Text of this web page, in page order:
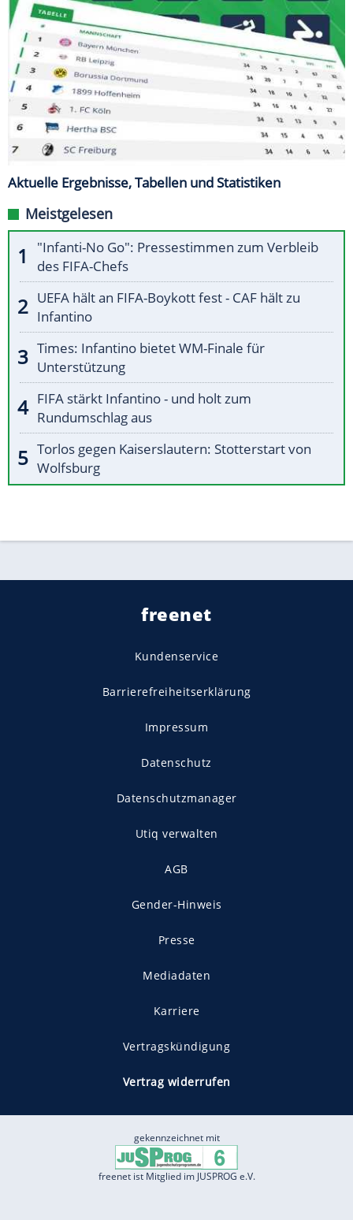
Aktuelle Ergebnisse, Tabellen und Statistiken
Meistgelesen
"Infanti-No Go": Pressestimmen zum Verbleib
des FIFA-Chefs
UEFA hält an FIFA-Boykott fest - CAF hält zu
Infantino
Times: Infantino bietet WM-Finale für
Unterstützung
FIFA stärkt Infantino - und holt zum
Rundumschlag aus
Torlos gegen Kaiserslautern: Stotterstart von
Wolfsburg
freenet
Kundenservice
Barrierefreiheitserklärung
Impressum
Datenschutz
Datenschutzmanager
Utiq verwalten
AGB
Gender-Hinweis
Presse
Mediadaten
Karriere
Vertragskündigung
Vertrag widerrufen
gekennzeichnet mit
freenet ist Mitglied im JUSPROG e.V.